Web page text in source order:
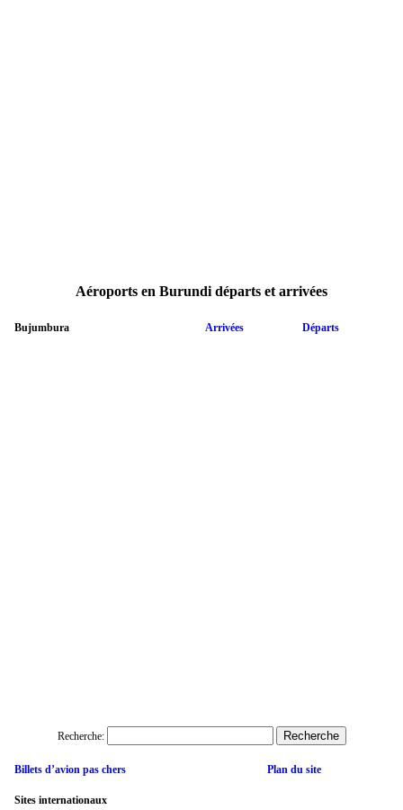
Aéroports en Burundi départs et arrivées
Bujumbura Arrivées Départs
Recherche:
Billets d’avion pas chers Plan du site
Sites internationaux